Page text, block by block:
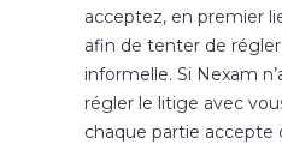
acceptez, en premier
afin de tenter de
informelle. Si Nexam
régler le litige avec
chaque partie accepte